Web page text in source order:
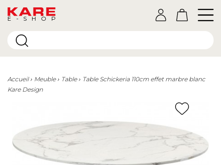
E-SHOP
Accueil Meuble Table
Table Schickeria 110cm effet marbre blanc
Kare Design